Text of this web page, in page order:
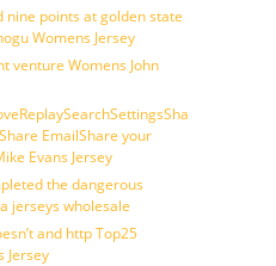
points at golden state
Womens Jersey
venture Womens John
EmailShare your
Evans Jersey
the dangerous
jerseys wholesale
and http Top25
Jersey